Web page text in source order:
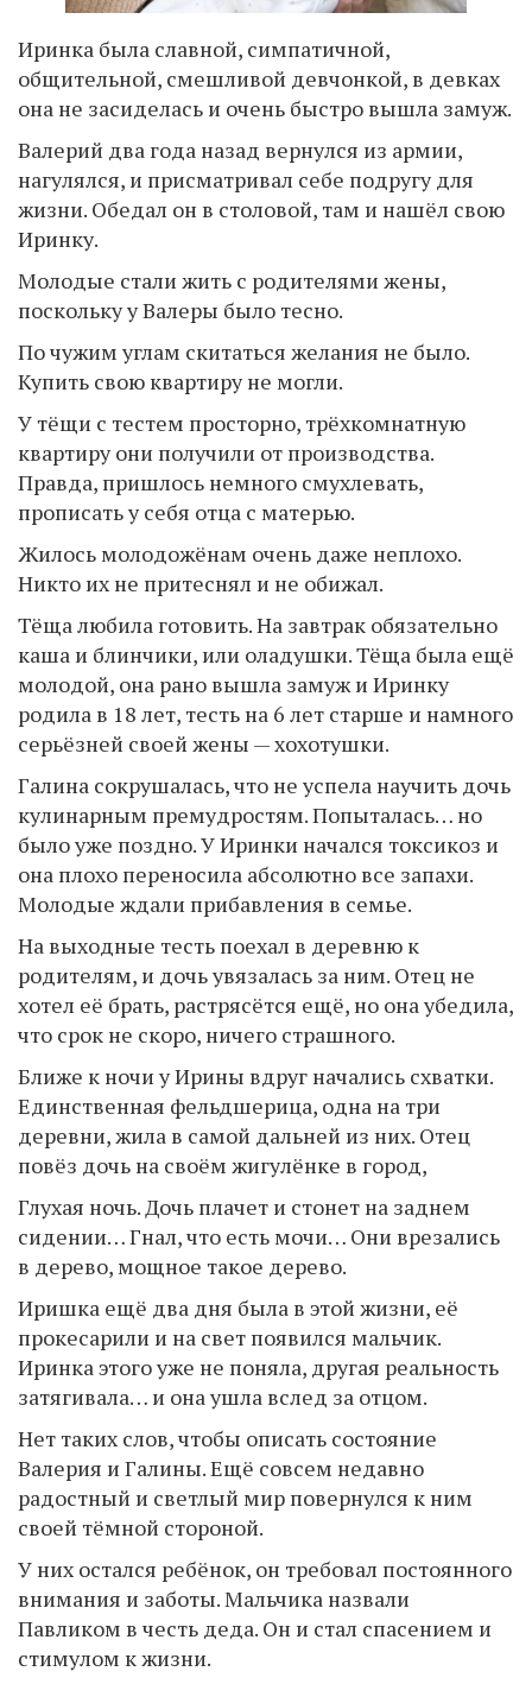
Иринка была славной, симпатичной,
общительной, смешливой девчонкой, в девках
она не засиделась и очень быстро вышла замуж.
Валерий два года назад вернулся из армии,
нагулялся, и присматривал себе подругу для
жизни. Обедал он в столовой, там и нашёл свою
Иринку.
Молодые стали жить с родителями жены,
поскольку у Валеры было тесно.
По чужим углам скитаться желания не было.
Купить свою квартиру не могли.
У тёщи с тестем просторно, трёхкомнатную
квартиру они получили от производства.
Правда, пришлось немного смухлевать,
прописать у себя отца с матерью.
Жилось молодожёнам очень даже неплохо.
Никто их не притеснял и не обижал.
Тёща любила готовить. На завтрак обязательно
каша и блинчики, или оладушки. Тёща была ещё
молодой, она рано вышла замуж и Иринку
родила в 18 лет, тесть на 6 лет старше и намного
серьёзней своей жены — хохотушки.
Галина сокрушалась, что не успела научить дочь
кулинарным премудростям. Попыталась… но
было уже поздно. У Иринки начался токсикоз и
она плохо переносила абсолютно все запахи.
Молодые ждали прибавления в семье.
На выходные тесть поехал в деревню к
родителям, и дочь увязалась за ним. Отец не
хотел её брать, растрясётся ещё, но она убедила,
что срок не скоро, ничего страшного.
Ближе к ночи у Ирины вдруг начались схватки.
Единственная фельдшерица, одна на три
деревни, жила в самой дальней из них. Отец
повёз дочь на своём жигулёнке в город,
Глухая ночь. Дочь плачет и стонет на заднем
сидении… Гнал, что есть мочи… Они врезались
в дерево, мощное такое дерево.
Иришка ещё два дня была в этой жизни, её
прокесарили и на свет появился мальчик.
Иринка этого уже не поняла, другая реальность
затягивала… и она ушла вслед за отцом.
Нет таких слов, чтобы описать состояние
Валерия и Галины. Ещё совсем недавно
радостный и светлый мир повернулся к ним
своей тёмной стороной.
У них остался ребёнок, он требовал постоянного
внимания и заботы. Мальчика назвали
Павликом в честь деда. Он и стал спасением и
стимулом к жизни.